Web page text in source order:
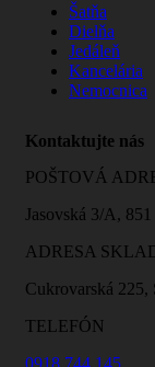
Šatňa
Dielňa
Jedáleň
Kancelária
Nemocnica
Kontaktujte nás
POŠTOVÁ
Jasovská 3/A,
ADRESA
Cukrovarská 225,
TELEFÓN